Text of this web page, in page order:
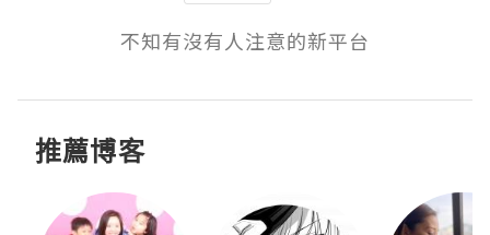
不知有沒有人注意的新平台
推薦博客